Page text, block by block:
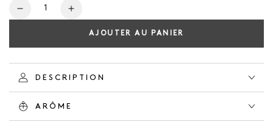
Nombre
Réduire
NATURAL
SOAP
EVER
GREEN
Augmente
quantité
NATURAL
SOAP
EVER
AJOUTER AU PANIER
DESCRIPTION
ARÔME